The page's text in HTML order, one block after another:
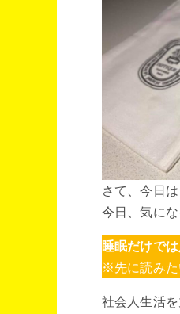
さて、今日
今日、気にな
睡眠だけで
※先に読みた
社会人生活を